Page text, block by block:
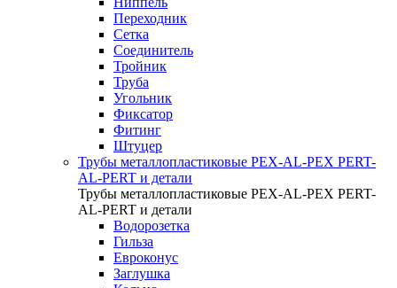
Переходник
Сетка
Соединитель
Тройник
Труба
Угольник
Фиксатор
Фитинг
Штуцер
Трубы металлопластиковые PEX-AL-PEX PERT-
AL-PERT и детали
Трубы металлопластиковые PEX-AL-PEX PERT-
AL-PERT и детали
Водорозетка
Гильза
Евроконус
Заглушка